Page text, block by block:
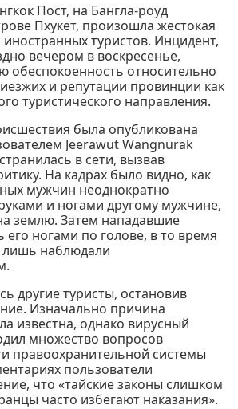
Пост, на Бангла-роуд
Пхукет, произошла жестокая
иностранных туристов. Инцидент,
вечером в воскресенье,
обеспокоенность относительно
и репутации провинции как
туристического направления.
была опубликована
Jeerawut Wangnurak
в сети, вызвав
На кадрах было видно, как
мужчин неоднократно
и ногами другому мужчине,
землю. Затем нападавшие
ногами по голове, в то время
наблюдали
другие туристы, остановив
Изначально причина
известна, однако вирусный
множество вопросов
правоохранительной системы
пользователи
что «тайские законы слишком
часто избегают наказания».